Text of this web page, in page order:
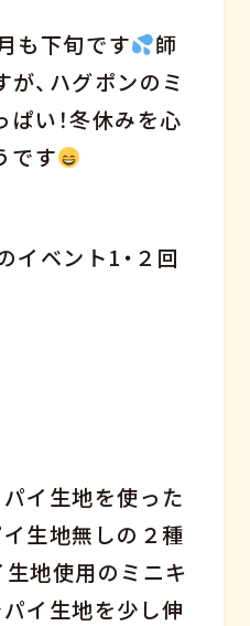
も下旬です
師
、ハグポンのミ
い！冬休みを心
です
イベント1・２回
イ生地を使った
生地無しの２種
地使用のミニキ
イ生地を少し伸